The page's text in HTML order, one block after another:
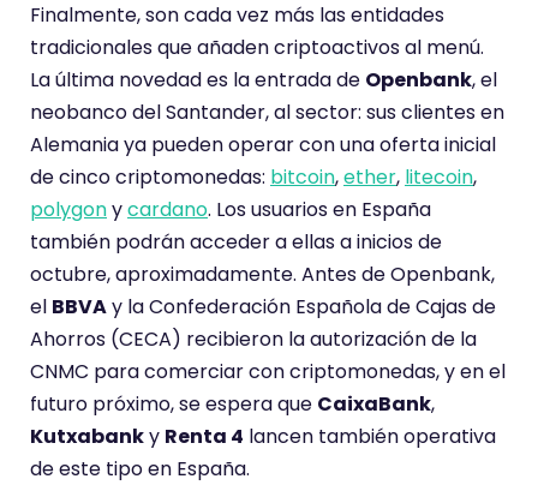
Finalmente, son cada vez más las entidades
tradicionales que añaden criptoactivos al menú.
La última novedad es la entrada de Openbank, el
neobanco del Santander, al sector: sus clientes en
Alemania ya pueden operar con una oferta inicial
de cinco criptomonedas: bitcoin,ether, litecoin,
polygonycardano. Los usuarios en España
también podrán acceder a ellas a inicios de
octubre, aproximadamente. Antes de Openbank,
el BBVAy la Confederación Española de Cajas de
Ahorros (CECA) recibieron la autorización de la
CNMC para comerciar con criptomonedas, y en el
futuro próximo, se espera que CaixaBank,
Kutxabanky Renta 4 lancen también operativa
de este tipo en España.